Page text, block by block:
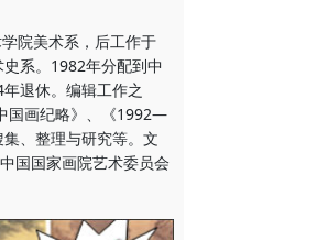
院美术系，后工作于
系。1982年分配到中
退休。编辑工作之
国画纪略》、《1992—
、整理与研究等。文
国国家画院艺术委员会